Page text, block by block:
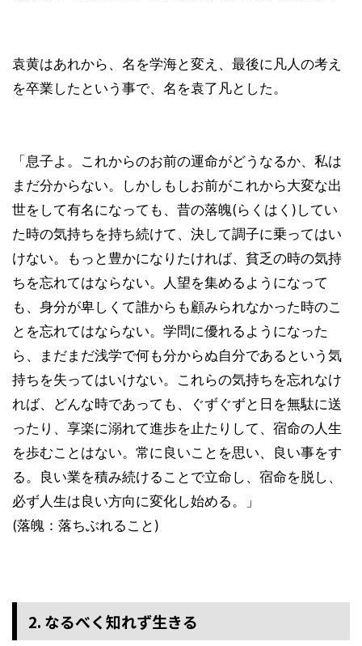
袁黄はあれから、名を学海と変え、最後に凡人の考え
を卒業したという事で、名を袁了凡とした。
「息子よ。これからのお前の運命がどうなるか、私は
まだ分からない。しかしもしお前がこれから大変な出
世をして有名になっても、昔の落魄(らくはく)してい
た時の気持ちを持ち続けて、決して調子に乗ってはい
けない。もっと豊かになりたければ、貧乏の時の気持
ちを忘れてはならない。人望を集めるようになって
も、身分が卑しくて誰からも顧みられなかった時のこ
とを忘れてはならない。学問に優れるようになった
ら、まだまだ浅学で何も分からぬ自分であるという気
持ちを失ってはいけない。これらの気持ちを忘れなけ
れば、どんな時であっても、ぐずぐずと日を無駄に送
ったり、享楽に溺れて進歩を止たりして、宿命の人生
を歩むことはない。常に良いことを思い、良い事をす
る。良い業を積み続けることで立命し、宿命を脱し、
必ず人生は良い方向に変化し始める。」
(落魄：落ちぶれること)
2. なるべく知れず生きる